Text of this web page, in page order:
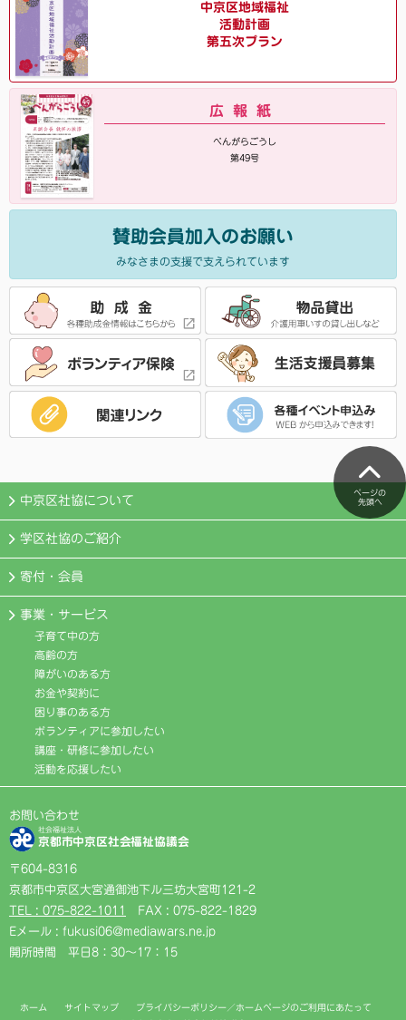
中京区地域福祉
活動計画
第五次プラン
広報紙
べんがらごうし
第49号
賛助会員加入のお願い
みなさまの支援で支えられています
ページの
先頭へ
中京区社協について
学区社協のご紹介
寄付・会員
事業・サービス
子育て中の方
高齢の方
障がいのある方
お金や契約に
困り事のある方
ボランティアに参加したい
講座・研修に参加したい
活動を応援したい
お問い合わせ
社会福祉法人
京都市中京区社会福祉協議会
〒604-8316
京都市中京区大宮通御池下ル三坊大宮町121-2
TEL : 075-822-1011
FAX : 075-822-1829
Eメール : fukusi06@mediawars.ne.jp
開所時間 平日8：30〜17：15
ホーム サイトマップ
プライバシーポリシー／ホームページのご利用にあたって